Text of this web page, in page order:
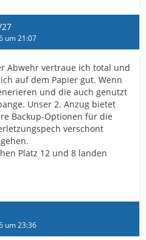
um 21:07
Abwehr vertraue ich total und
auf dem Papier gut. Wenn
und die auch genutzt
Unser 2. Anzug bietet
Backup-Optionen für die
verschont
Platz 12 und 8 landen
um 23:36